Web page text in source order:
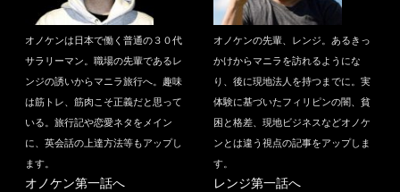
オノケンは日本で働く普通の３０代
サラリーマン。職場の先輩であるレ
ンジの誘いからマニラ旅行へ。趣味
は筋トレ、筋肉こそ正義だと思って
いる。旅行記や恋愛ネタをメイン
に、英会話の上達方法等もアップし
ます。
オノケン第一話へ
オノケンの先輩、レンジ。あるきっ
かけからマニラを訪れるようにな
り、後に現地法人を持つまでに。実
体験に基づいたフィリピンの闇、貧
困と格差、現地ビジネスなどオノケ
ンとは違う視点の記事をアップしま
す。
レンジ第一話へ